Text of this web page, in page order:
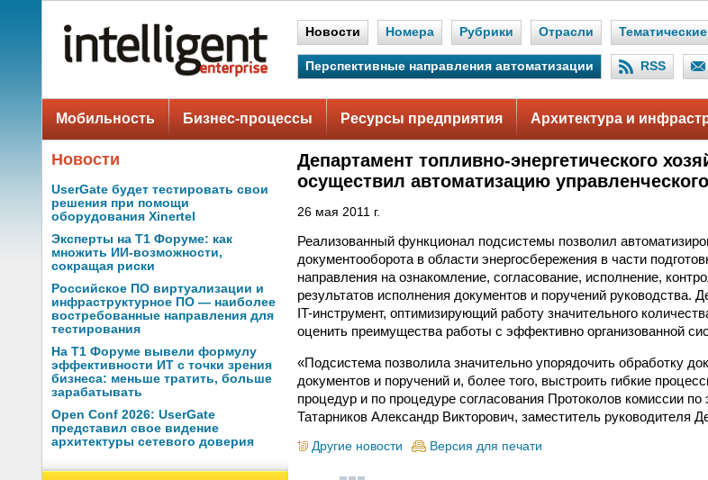
Новости Номера Рубрики Отрасли
Перспективные направления автоматизации RSS
Мобильность Бизнес-процессы Ресурсы предприятия Архитектура и
Новости
UserGate будет тестировать свои
решения при помощи
оборудования Xinertel
Эксперты на Т1 Форуме: как
множить ИИ-возможности,
сокращая риски
Российское ПО виртуализации и
инфраструктурное ПО — наиболее
востребованные направления для
тестирования
На Т1 Форуме вывели формулу
эффективности ИТ с точки зрения
бизнеса: меньше тратить, больше
зарабатывать
Open Conf 2026: UserGate
представил свое видение
архитектуры сетевого доверия
Департамент топливно-энергетического
осуществил автоматизацию
26 мая 2011 г.
Реализованный функционал подсистемы позволил
документооборота в области энергосбережения в части
направления на ознакомление, согласование, исполнение,
результатов исполнения документов и поручений руководства.
IT-инструмент, оптимизирующий работу значительного
оценить преимущества работы с эффективно организованной
«Подсистема позволила значительно упорядочить обработку
документов и поручений и, более того, выстроить гибкие
процедур и по процедуре согласования Протоколов комиссии
Татарников Александр Викторович, заместитель руководителя
Другие новости Версия для печати